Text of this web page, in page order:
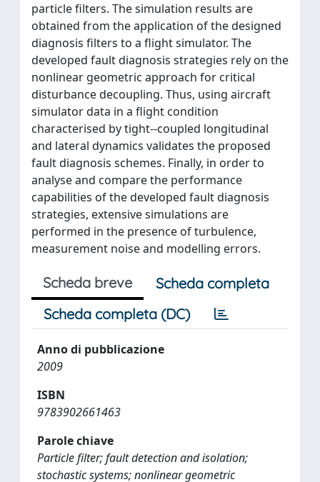
particle filters. The simulation results are
obtained from the application of the designed
diagnosis filters to a flight simulator. The
developed fault diagnosis strategies rely on the
nonlinear geometric approach for critical
disturbance decoupling. Thus, using aircraft
simulator data in a flight condition
characterised by tight--coupled longitudinal
and lateral dynamics validates the proposed
fault diagnosis schemes. Finally, in order to
analyse and compare the performance
capabilities of the developed fault diagnosis
strategies, extensive simulations are
performed in the presence of turbulence,
measurement noise and modelling errors.
Scheda breve
Scheda completa
Scheda completa (DC)
Anno di pubblicazione
2009
ISBN
9783902661463
Parole chiave
Particle filter; fault detection and isolation;
stochastic systems; nonlinear geometric